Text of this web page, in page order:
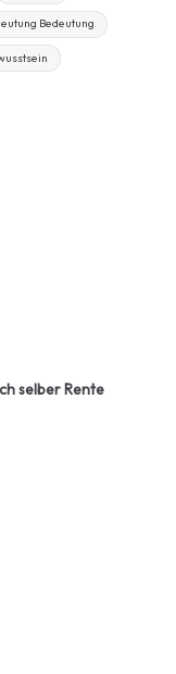
Bedeutung
selber Rente